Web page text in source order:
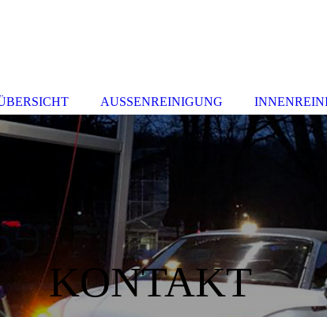
KONTAKT
AUSSENREINIGUNG